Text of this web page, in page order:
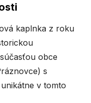
kaplnka z roku
obce
s
v tomto